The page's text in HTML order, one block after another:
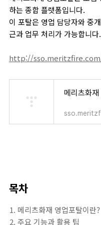
하는 종합 플랫폼입니다.
이 포탈은 영업 담당자와 중
근과 업무 처리가 가능합니다.
http://
메리츠화
목차
메리츠화재 영업포탈이란?
주요 기능과 활용 팁